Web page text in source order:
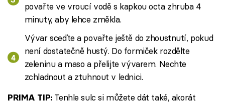
povařte ve vroucí vodě s kapkou octa zhruba 4
minuty, aby lehce změkla.
Vývar sceďte a povařte ještě do zhoustnutí, pokud
není dostatečně hustý. Do formiček rozdělte
zeleninu a maso a přelijte vývarem. Nechte
zchladnout a ztuhnout v lednici.
PRIMA TIP:Tenhle sulc si můžete dát také, akorát